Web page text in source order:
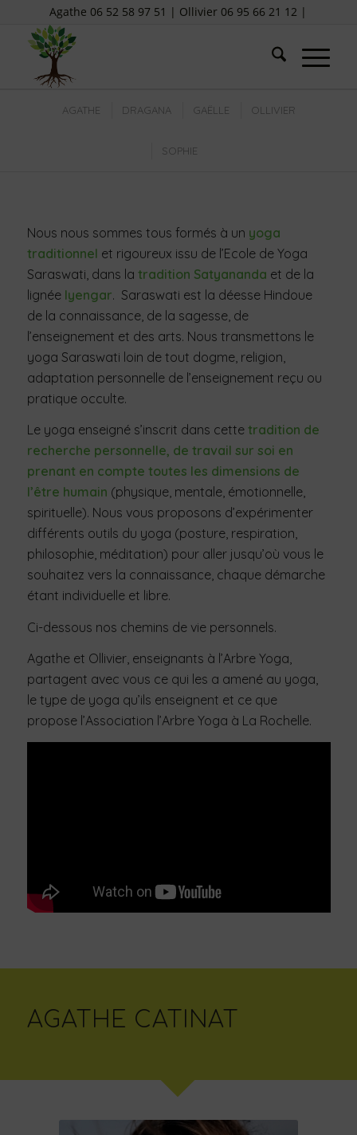
Agathe 06 52 58 97 51 | Ollivier 06 95 66 21 12 |
AGATHE DRAGANA GAËLLE OLLIVIER
SOPHIE
Nous nous sommes tous formés à un yoga
traditionnel et rigoureux issu de l’Ecole de Yoga
Saraswati, dans la tradition Satyananda et de la
lignée Iyengar. Saraswati est la déesse Hindoue
de la connaissance, de la sagesse, de
l’enseignement et des arts. Nous transmettons le
yoga Saraswati loin de tout dogme, religion,
adaptation personnelle de l’enseignement reçu ou
pratique occulte.
Le yoga enseigné s’inscrit dans cettetradition de
recherche personnelle, de travail sur soi en
prenant en compte toutes les dimensions de
l’être humain (physique, mentale, émotionnelle,
spirituelle). Nous vous proposons d’expérimenter
différents outils du yoga (posture, respiration,
philosophie, méditation) pour aller jusqu’où vous le
souhaitez vers la connaissance, chaque démarche
étant individuelle et libre.
Ci-dessous nos chemins de vie personnels.
Agathe et Ollivier, enseignants à l’Arbre Yoga,
partagent avec vous ce qui les a amené au yoga,
le type de yoga qu’ils enseignent et ce que
propose l’Association l’Arbre Yoga à La Rochelle.
AGATHE CATINAT